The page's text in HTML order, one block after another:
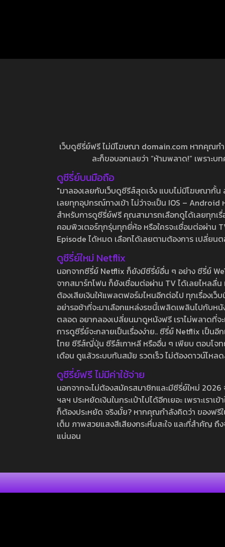
เว็บดูซีรี่ย์ฟรี ไม่มีโฆษณา domain.com หากคุณก
ละก็ขอบอกเลยว่า “ห้ามพลาด!” เพราะ
ดูซีรี่ย์บนมือถือ
"มาลองเลยกับเว็บดูซีรีส์สุดเจ๋ง แบบไม่มีโฆษณากั้
เลยทุกอุปกรณ์ทางเข้า ไม่ว่าจะเป็น IOS –
สำหรับการดูซีรี่ย์ฟรี คุณสามารถเลือกดูได้เลยทุกเ
คอมพิวเตอร์ทุกรุ่นทุกยี่ห้อ หรือใครจะเชื่อมต่อผ่าน
Episode ได้หมด เลือกได้เลยตามต้องการ เปลี่ยน
ดูซีรี่ย์ใหม่ Netflix
นอกจากซีรี่ย์ Netflix ก็ยังมีซีรี่ย์อื่น ๆ อย่าง ซีรี่ย์
จากสมาร์ทโฟน ก็ยังเชื่อมต่อผ่าน TV ได้เลยไหลลื่
ต้องเสียเงินให้แพลตฟอร์มไหนอีกต่อไป ทุกเรื่องเว็
อย่ารอช้าที่จะมาเลือกแหล่งรชนี้เพลิดเพลินไปกับห
ตลอด อยากลองเปลี่ยนมาดูหนังฟรี เราไม่พลาดที่
การดูซีรี่ย์จะกลายเป็นเรื่องง่าย.. ซีรี่ย์ Netflix เป็น
ไทย ซีรีส์ญี่ปุ่น ซีรีส์เกาหลี หรืออื่น ๆ เพียบ ตอบโจท
เดือน ดูแล้วระบบทันสมัย รวดเร็ว ไม่ต้องดาวน์โห
ดูซีรี่ย์ฟรี ไม่มีค่าใช้จ่าย
นอกจากจะไม่ต้องสมัครสมาชิกและมีซีรี่ย์ใหม่
ฯลฯ ประหยัดเงินในกระเป๋าไปได้อีกเยอะ เพราะเร
ก็ต้องประหยัด จริงมั้ย? หากคุณกำลังคิดว่า ของฟ
เต็ม ภาพสวยแสงสีเสียงกระหึ่มสะใจ และที่สำคัญ
แน่นอน